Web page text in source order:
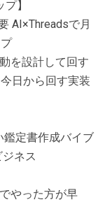
】
AI×Threadsで月
を設計して回す
日から回す実装
鑑定書作成バイブ
ネス
やった方が早